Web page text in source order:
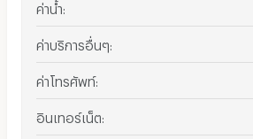
ค่าน้ำ
ค่าบริการอื่นๆ
ค่าโทรศัพท์:
อินเทอร์เน็ต